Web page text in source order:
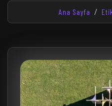
Ana Sayfa